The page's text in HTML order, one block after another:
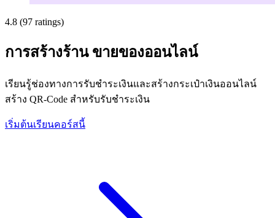
4.8 (97 ratings)
การสร้างร้าน ขายของออนไลน์
เรียนรู้ช่องทางการรับชำระเงินและสร้างกระเป๋าเงินออนไลน์
สร้าง QR-Code สำหรับรับชำระเงิน
เริ่มต้นเรียนคอร์สนี้